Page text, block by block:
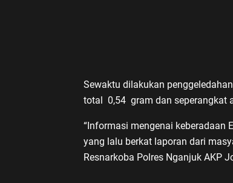
Sewaktu dilakukan
total 0,54 gram dan seperangkat
“Informasi mengenai keberadaan
yang lalu berkat laporan dari
Resnarkoba Polres Nganjuk AKP